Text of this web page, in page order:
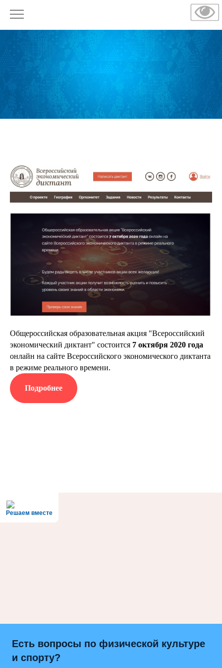
Общероссийская образовательная акция "Всероссийский
экономический диктант" состоится 7 октября 2020 года
онлайн на сайте Всероссийского экономического диктанта
в режиме реального времени.
Подробнее
Решаем вместе
Есть вопросы по физической культуре
и спорту?